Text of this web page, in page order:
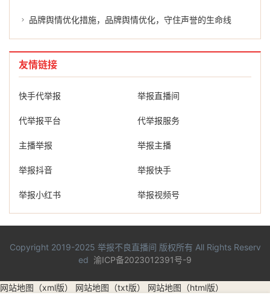
品牌舆情优化措施，品牌舆情优化，守住声誉的生命线
友情链接
快手代举报 举报直播间
代举报平台 代举报服务
主播举报 举报主播
举报抖音 举报快手
举报小红书 举报视频号
Copyright 2019-2025 举报不良直播间 版权所有 All Rights Reserv
ed 渝ICP备2023012391号-9
网站地图（xml版） 网站地图（txt版） 网站地图（html版）